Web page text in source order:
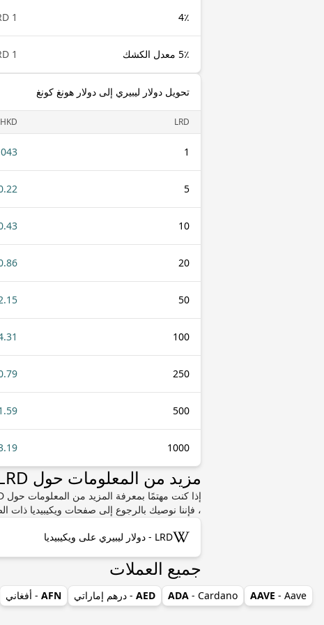
4٪ 1 LRD
5٪ معدل الكشك 1 LRD
تحويل دولار ليبيري إلى دولار هونغ كونغ
LRD
HKD
1
5
10
20
50
100
250
500
1000
مزيد من المعلومات حول LRD أو HKD
، فإننا نوصيك بالرجوع إلى صفحات ويكيبيديا ذات
LRD - دولار ليبيري على ويكيبيديا
جميع العملات
AAVE - Aave
ADA - Cardano
AED - درهم إماراتي AFN - أفغاني